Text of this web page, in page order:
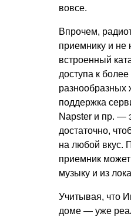
вовсе.
Впрочем,
приемнику и
встроенный
доступа к
разнообразных
поддержка
Napster и пр. —
достаточно,
на любой вкус.
приемник
музыку и из
Учитывая, что
доме — уже